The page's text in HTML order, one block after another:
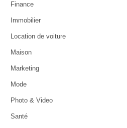
Finance
Immobilier
Location de voiture
Maison
Marketing
Mode
Photo & Video
Santé